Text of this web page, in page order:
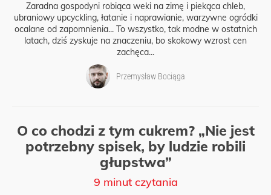
Zaradna gospodyni robiąca weki na zimę i piekąca chleb,
ubraniowy upcyckling, łatanie i naprawianie, warzywne ogródki
ocalane od zapomnienia... To wszystko, tak modne w ostatnich
latach, dziś zyskuje na znaczeniu, bo skokowy wzrost cen
zachęca...
Przemysław Bociąga
O co chodzi z tym cukrem? „Nie jest
potrzebny spisek, by ludzie robili
głupstwa”
9 minut czytania